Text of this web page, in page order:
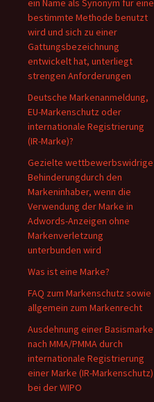
ein Name als Synonym für eine
bestimmte Methode benutzt
wird und sich zu einer
Gattungsbezeichnung
entwickelt hat, unterliegt
strengen Anforderungen
Deutsche Markenanmeldung,
EU-Markenschutz oder
internationale Registrierung
(IR-Marke)?
Gezielte wettbewerbswidrige
Behinderungdurch den
Markeninhaber, wenn die
Verwendung der Marke in
Adwords-Anzeigen ohne
Markenverletzung
unterbunden wird
Was ist eine Marke?
FAQ zum Markenschutz sowie
allgemein zum Markenrecht
Ausdehnung einer Basismarke
nach MMA/PMMA durch
internationale Registrierung
einer Marke (IR-Markenschutz)
bei der WIPO